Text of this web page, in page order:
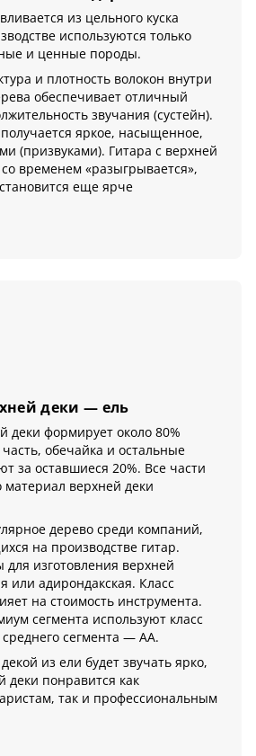
из цельного куска
используются только
и ценные породы.
и плотность волокон внутри
обеспечивает отличный
звучания (сустейн).
яркое, насыщенное,
(призвуками). Гитара с верхней
временем «разыгрывается»,
еще ярче
деки — ель
деки формирует около 80%
обечайка и остальные
за оставшиеся 20%. Все части
верхней деки
дерево среди компаний,
на производстве гитар.
изготовления верхней
или адирондакская. Класс
на стоимость инструмента.
сегмента используют класс
сегмента — AA.
из ели будет звучать ярко,
деки понравится как
так и профессиональным